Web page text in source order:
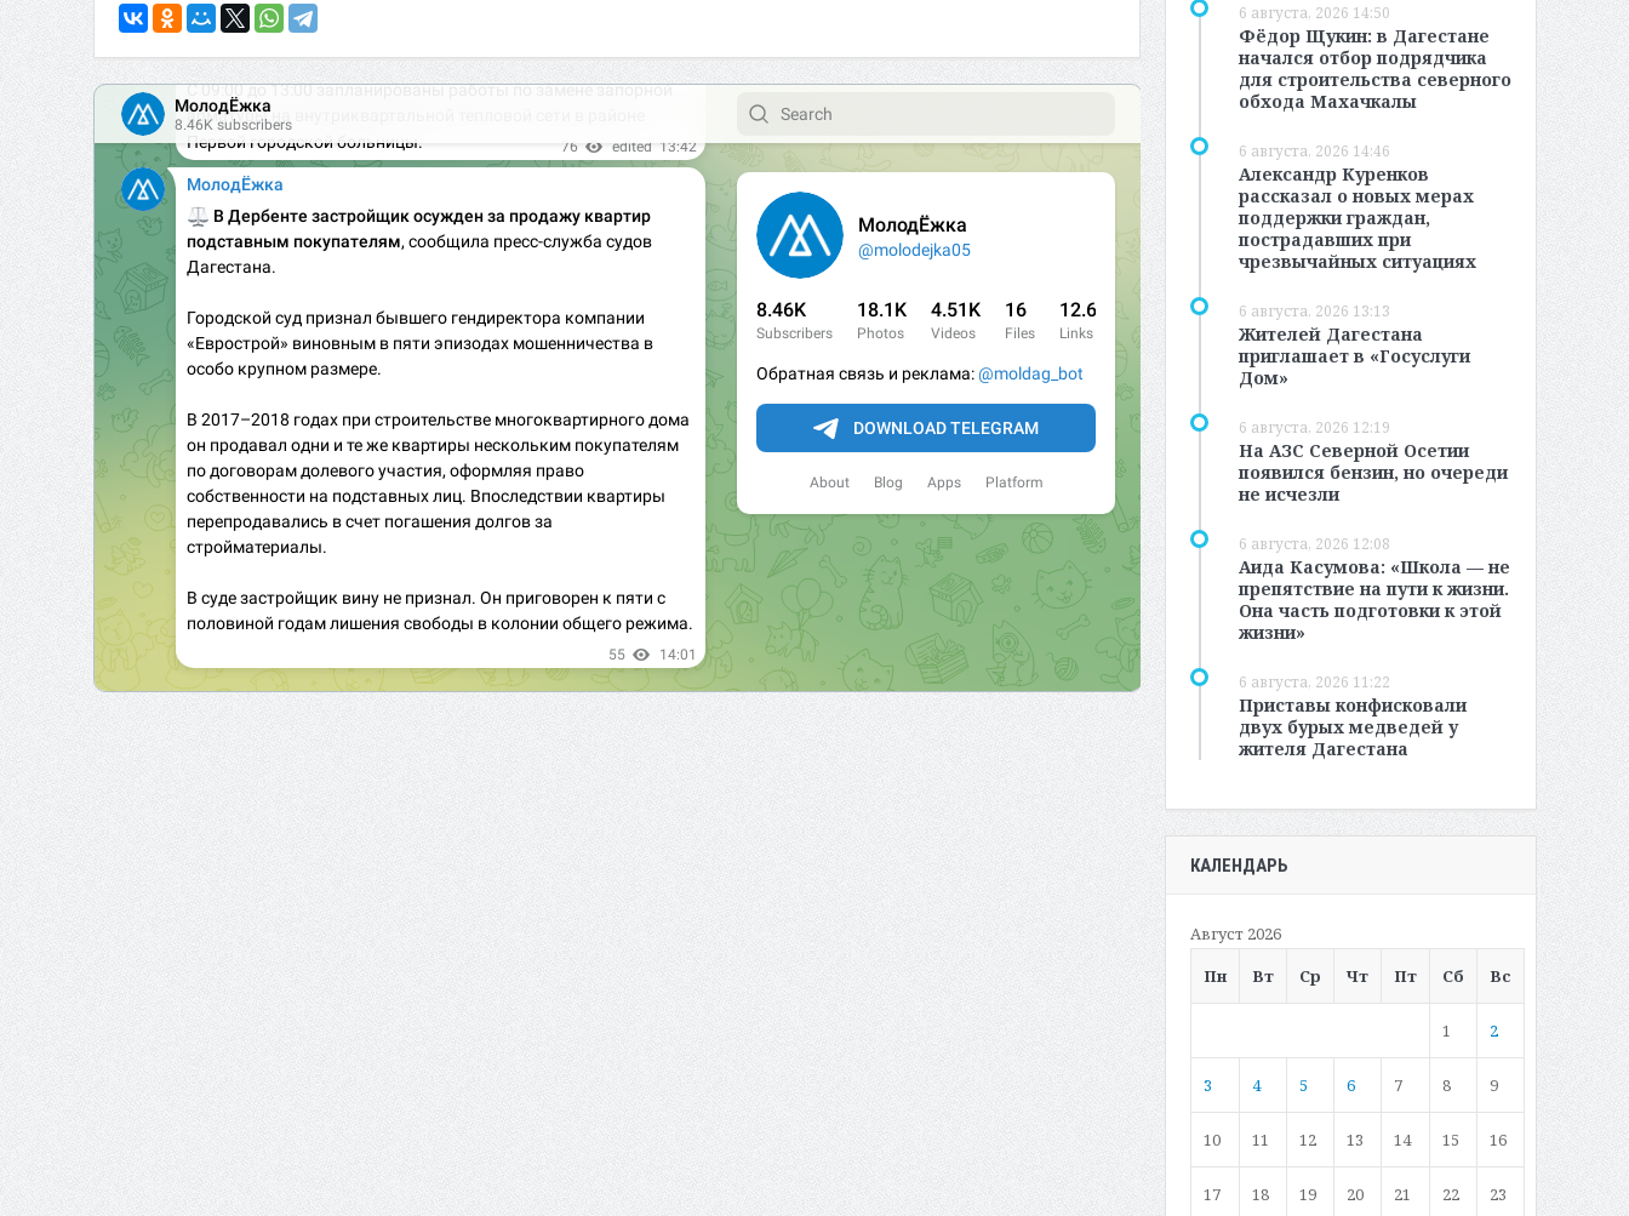
6 августа, 2026 14:50
Фёдор Щукин: в Дагестане
начался отбор подрядчика
для строительства северного
обхода Махачкалы
6 августа, 2026 14:46
Александр Куренков
рассказал о новых мерах
поддержки граждан,
пострадавших при
чрезвычайных ситуациях
6 августа, 2026 13:13
Жителей Дагестана
приглашает в «Госуслуги
Дом»
6 августа, 2026 12:19
На АЗС Северной Осетии
появился бензин, но очереди
не исчезли
6 августа, 2026 12:08
Аида Касумова: «Школа — не
препятствие на пути к жизни.
Она часть подготовки к этой
жизни»
6 августа, 2026 11:22
Приставы конфисковали
двух бурых медведей у
жителя Дагестана
КАЛЕНДАРЬ
Август 2026
Пн
Вт Ср Чт Пт Сб Вс
1 2
3 4 5 6 7 8 9
10 11 12 13 14 15 16
17 18 19 20 21 22 23